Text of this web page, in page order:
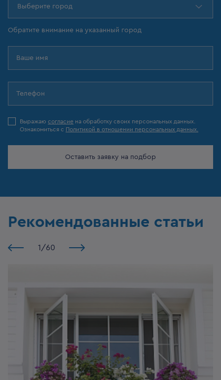
Выберите город
Обратите внимание на указанный город
Выражаю согласие на обработку своих персональных данных.
Ознакомиться с Политикой в отношении персональных данных.
Оставить заявку на подбор
Рекомендованные статьи
1 /60